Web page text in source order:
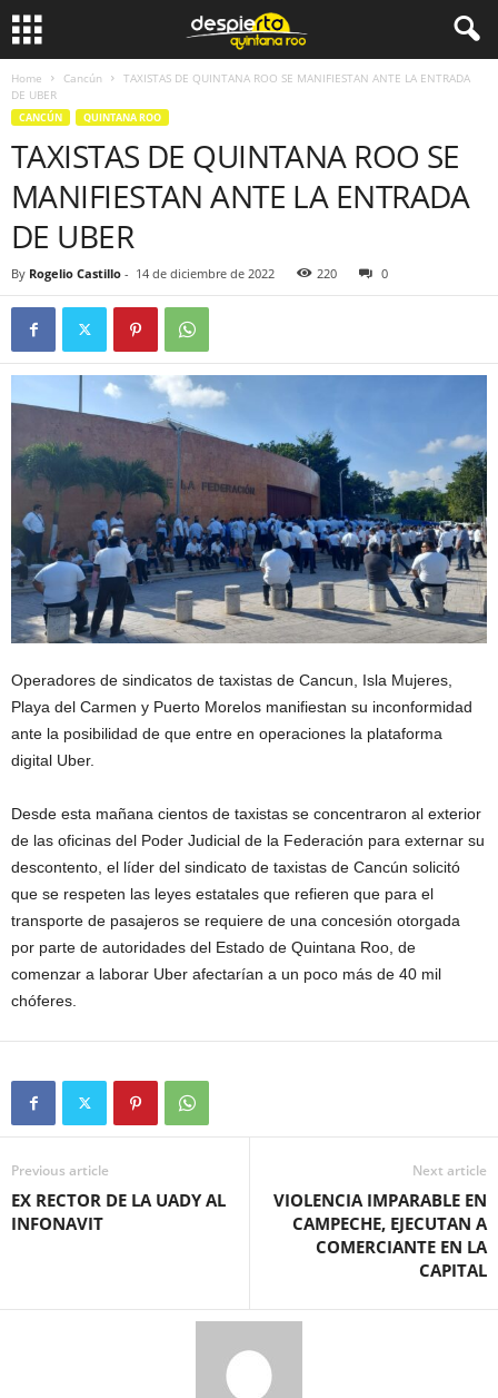
Home Cancún
TAXISTAS DE QUINTANA ROO SE MANIFIESTAN ANTE LA ENTRADA
DE UBER
CANCÚN QUINTANA ROO
TAXISTAS DE QUINTANA ROO SE
MANIFIESTAN ANTE LA ENTRADA
DE UBER
By Rogelio Castillo - 14 de diciembre de 2022 220 0
Operadores de sindicatos de taxistas de Cancun, Isla Mujeres,
Playa del Carmen y Puerto Morelos manifiestan su inconformidad
ante la posibilidad de que entre en operaciones la plataforma
digital Uber.
Desde esta mañana cientos de taxistas se concentraron al exterior
de las oficinas del Poder Judicial de la Federación para externar su
descontento, el líder del sindicato de taxistas de Cancún solicitó
que se respeten las leyes estatales que refieren que para el
transporte de pasajeros se requiere de una concesión otorgada
por parte de autoridades del Estado de Quintana Roo, de
comenzar a laborar Uber afectarían a un poco más de 40 mil
chóferes.
Previous article
EX RECTOR DE LA UADY AL
INFONAVIT
Next article
VIOLENCIA IMPARABLE EN
CAMPECHE, EJECUTAN A
COMERCIANTE EN LA
CAPITAL